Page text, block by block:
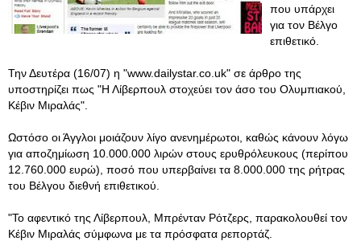
που υπάρχει
για τον Βέλγο
επιθετικό.
Την Δευτέρα (16/07) η "www.dailystar.co.uk" σε άρθρο της
υποστηρίζει πως "Η Λίβερπουλ στοχεύει τον άσο του Ολυμπιακού,
Κέβιν Μιραλάς".
Ωστόσο οι Άγγλοι μοιάζουν λίγο ανενημέρωτοι, καθώς κάνουν λόγω
για αποζημίωση 10.000.000 λιρών στους ερυθρόλευκους (περίπου
12.760.000 ευρώ), ποσό που υπερβαίνει τα 8.000.000 της ρήτρας
του Βέλγου διεθνή επιθετικού.
"Το αφεντικό της Λίβερπουλ, Μπρένταν Ρότζερς, παρακολουθεί τον
Κέβιν Μιραλάς σύμφωνα με τα πρόσφατα ρεπορτάζ.